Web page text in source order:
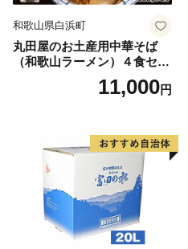
和歌山県白浜町
丸田屋のお土産用中華そば
（和歌山ラーメン）４食セッ
11,000円